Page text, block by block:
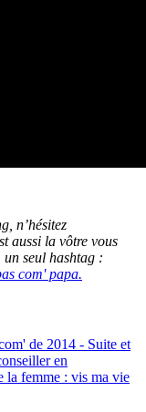
n’hésitez
aussi la vôtre vous
seul hashtag :
com' papa.
de 2014 - Suite et
en
la femme : vis ma vie